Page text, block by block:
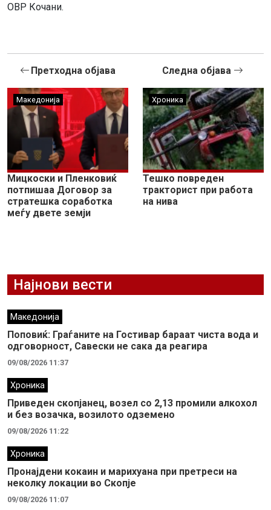
ОВР Кочани.
Претходна објава
Македонија
Мицкоски и Пленковиќ
потпишаа Договор за
стратешка соработка
меѓу двете земји
Следна објава
Хроника
Тешко повреден
тракторист при работа
на нива
Најнови вести
Македонија
Поповиќ: Граѓаните на Гостивар бараат чиста вода и
одговорност, Савески не сака да реагира
09/08/2026 11:37
Хроника
Приведен скопјанец, возел со 2,13 промили алкохол
и без возачка, возилото одземено
09/08/2026 11:22
Хроника
Пронајдени кокаин и марихуана при претреси на
неколку локации во Скопје
09/08/2026 11:07